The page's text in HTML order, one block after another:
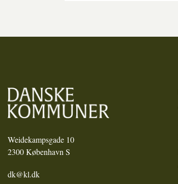
Weidekampsgade 10
2300 København S
dk@kl.dk